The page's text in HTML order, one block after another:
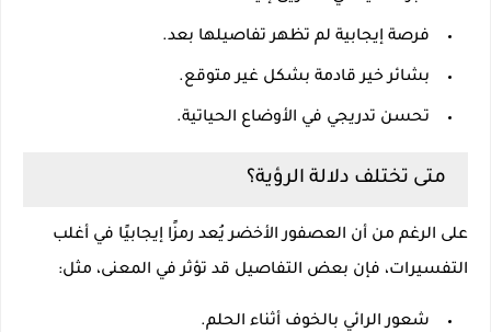
فرصة إيجابية لم تظهر تفاصيلها بعد.
بشائر خير قادمة بشكل غير متوقع.
تحسن تدريجي في الأوضاع الحياتية.
متى تختلف دلالة الرؤية؟
على الرغم من أن العصفور الأخضر يُعد رمزًا إيجابيًا في أغلب
التفسيرات، فإن بعض التفاصيل قد تؤثر في المعنى، مثل:
شعور الرائي بالخوف أثناء الحلم.